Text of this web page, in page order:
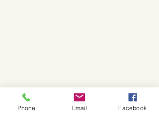
Phone Email Facebook